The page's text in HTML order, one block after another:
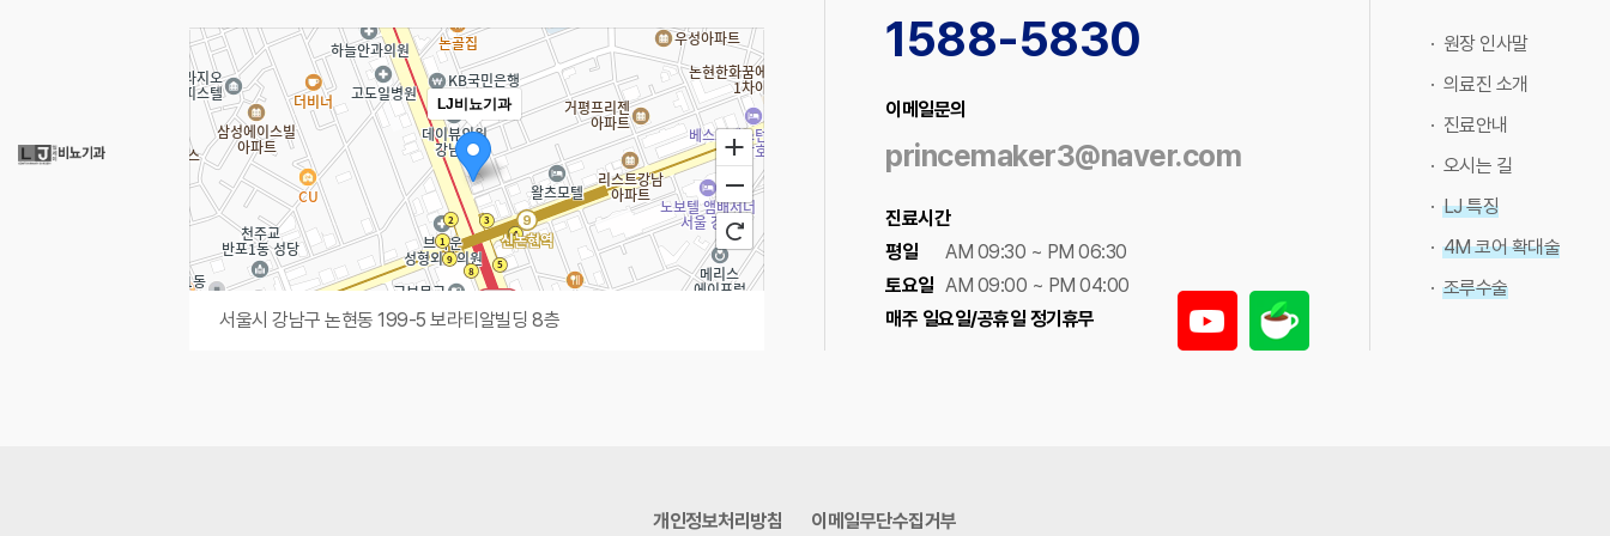
LJ비뇨기과
서울시 강남구 논현동 199-5 보라티알빌딩 8층
1588-5830
이메일문의
princemaker3@naver.com
진료시간
평일
AM 09:30 ~ PM 06:30
토요일 AM 09:00 ~ PM 04:00
매주 일요일/공휴일 정기휴무
· 원장 인사말
· 의료진 소개
· 진료안내
· 오시는 길
· LJ 특징
· 4M 코어 확대술
· 조루수술
개인정보처리방침 이메일무단수집거부